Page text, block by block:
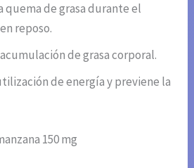
quema de grasa durante el
reposo.
de grasa corporal.
de energía y previene la
150 mg